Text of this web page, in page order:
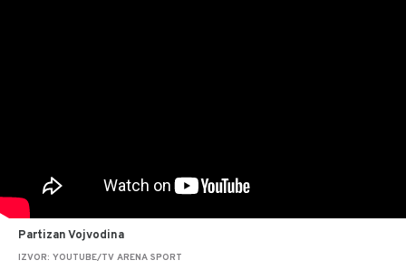
Partizan Vojvodina
IZVOR: YOUTUBE/TV ARENA SPORT